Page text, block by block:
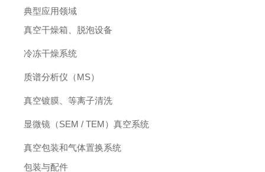
典型应用领域
真空干燥箱、脱泡设备
冷冻干燥系统
质谱分析仪（MS）
真空镀膜、等离子清洗
显微镜（SEM / TEM）真空系统
真空包装和气体置换系统
包装与配件